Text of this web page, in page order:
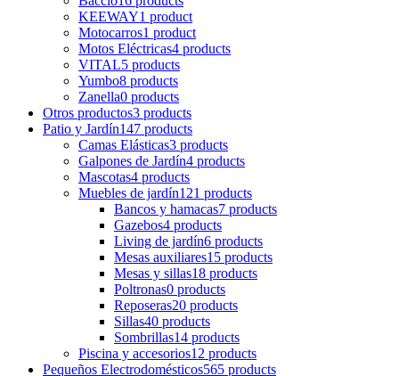
KEEWAY1 product
Motocarros1 product
Motos Eléctricas4 products
VITAL5 products
Yumbo8 products
Zanella0 products
Otros productos3 products
Patio y Jardín147 products
Camas Elásticas3 products
Galpones de Jardín4 products
Mascotas4 products
Muebles de jardín121 products
Bancos y hamacas7 products
Gazebos4 products
Living de jardín6 products
Mesas auxiliares15 products
Mesas y sillas18 products
Poltronas0 products
Reposeras20 products
Sillas40 products
Sombrillas14 products
Piscina y accesorios12 products
Pequeños Electrodomésticos565 products